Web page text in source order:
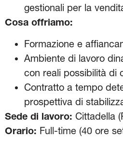
gestionali per la
Cosa offriamo:
Formazione e
Ambiente di lavoro
con reali possibilità di
Contratto a tempo
prospettiva di
Sede di lavoro: Cittadella
Orario: Full-time (40 ore